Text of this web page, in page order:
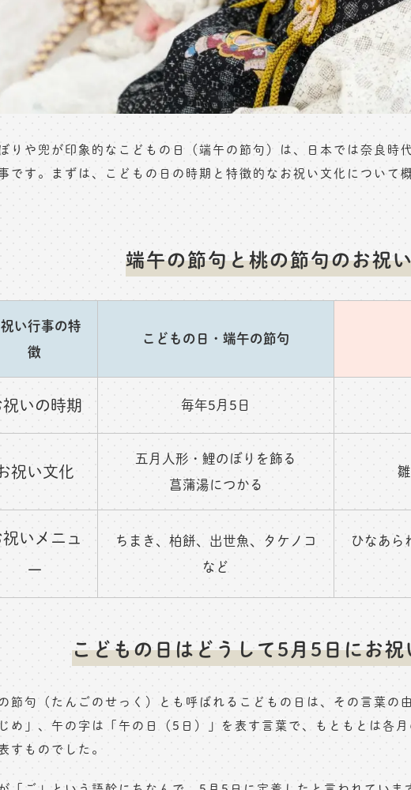
りや兜が印象的なこどもの日（端午の節句）は、日本では奈良時
です。まずは、こどもの日の時期と特徴的なお祝い文化について
端午の節句と桃の節句のお祝
い行事の特
徴
こどもの日・端午の節句
祝いの時期 毎年5月5日
祝い文化
五月人形・鯉のぼりを飾る
菖蒲湯につかる
祝いメニュ
ー
ちまき、柏餅、出世魚、タケノコ
など
ひなあら
こどもの日はどうして5月5日にお
節句（たんごのせっく）とも呼ばれるこどもの日は、その言葉の
じめ」、午の字は「午の日（5日）」を表す言葉で、もともとは各
すものでした。